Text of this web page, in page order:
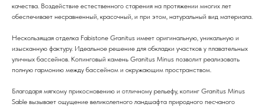
качества. Воздействие естественного старения на протяжении многих лет
обеспечивает несравненный, красочный, и при этом, натуральный вид материала.
Нескользящая отделка Fabistone Granitus имеет оригинальную, уникальную и
изысканную фактуру. Идеальное решение для обкладки участков у плавательных
уличных бассейнов. Копинговый камень Granitus Minus позволит реализовать
полную гармонию между бассейном и окружающим пространством.
Благодаря мягкому прикосновению и отличному рельефу, копинг Granitus Minus
Sable вызывает ощущение великолепного ландшафта природного песчаного